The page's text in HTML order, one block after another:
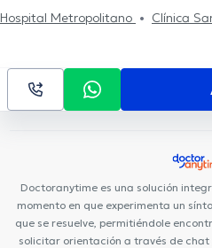
Hospital Metropolitano
Clínica
(Doctores Gabela)
Clínica
Medical Center
Hospital Axxis
Fortune Plaza Torre Alemania
Doctoranytime es una solución
momento en que experimenta un
que se resuelve, permitiéndole
solicitar orientación a través de